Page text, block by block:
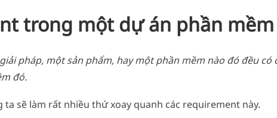
trong một dự án phần mềm
pháp, một sản phẩm, hay một phần mềm nào đó đều có
đó.
ta sẽ làm rất nhiều thứ xoay quanh các requirement này.